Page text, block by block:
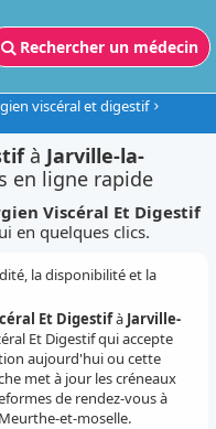
Rechercher un médecin
viscéral et digestif
à Jarville-la-
en ligne rapide
Viscéral Et Digestif
en quelques clics.
la disponibilité et la
Et Digestifà Jarville-
Et Digestif qui accepte
aujourd'hui ou cette
met à jour les créneaux
de rendez-vous à
et-moselle.